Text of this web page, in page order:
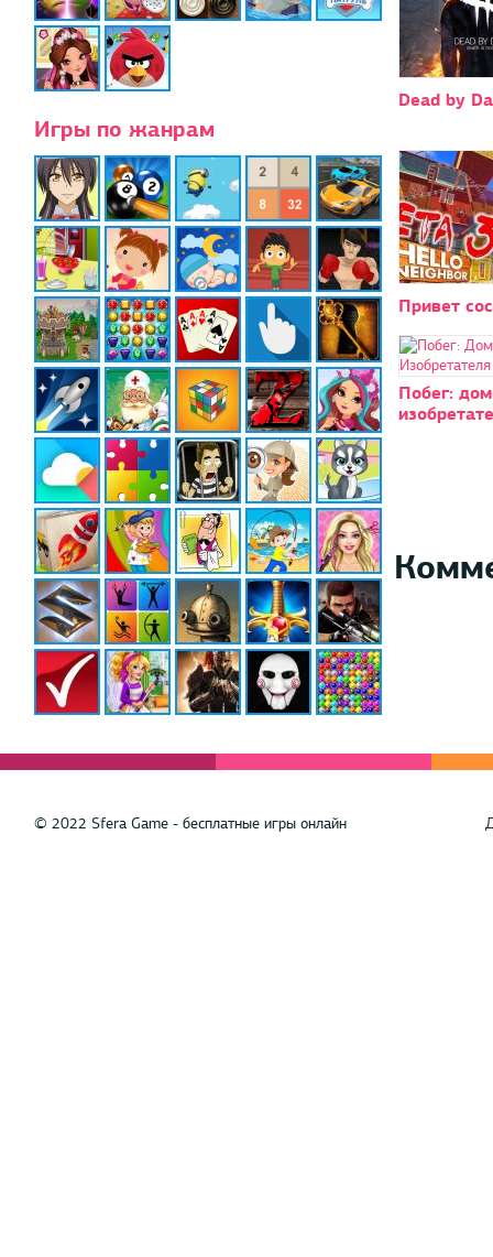
Игры по жанрам
Dead by
Привет
Побег: дом
© 2022 Sfera Game - бесплатные игры онлайн